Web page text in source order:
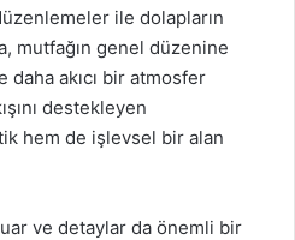
ile dolapların
mutfağın genel düzenine
akıcı bir atmosfer
destekleyen
hem de işlevsel bir alan
ve detaylar da önemli bir